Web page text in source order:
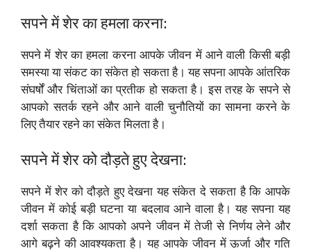
सपने में शेर का हमला करना:
सपने में शेर का हमला करना आपके जीवन में आने वाली किसी बड़ी
समस्या या संकट का संकेत हो सकता है। यह सपना आपके आंतरिक
संघर्षों और चिंताओं का प्रतीक हो सकता है। इस तरह के सपने से
आपको सतर्क रहने और आने वाली चुनौतियों का सामना करने के
लिए तैयार रहने का संकेत मिलता है।
सपने में शेर को दौड़ते हुए देखना:
सपने में शेर को दौड़ते हुए देखना यह संकेत दे सकता है कि आपके
जीवन में कोई बड़ी घटना या बदलाव आने वाला है। यह सपना यह
दर्शा सकता है कि आपको अपने जीवन में तेजी से निर्णय लेने और
आगे बढ़ने की आवश्यकता है। यह आपके जीवन में ऊर्जा और गति